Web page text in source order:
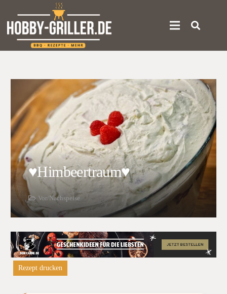
♥Himbeertraum♥
Vor/Nachspeise
Rezept drucken